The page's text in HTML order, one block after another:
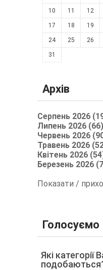
10 11 12
17 18 19
24 25 26
31
Архів
Серпень 2026
Липень 2026 (66)
Червень 2026
Травень 2026
Квітень 2026
Березень 2026
Показати /
Голосуємо
Які категорії